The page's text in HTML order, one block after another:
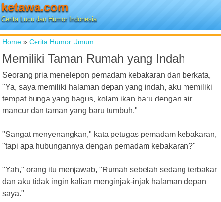
ketawa.com
Cerita Lucu dan Humor Indonesia
Home » Cerita Humor Umum
Memiliki Taman Rumah yang Indah
Seorang pria menelepon pemadam kebakaran dan berkata,
"Ya, saya memiliki halaman depan yang indah, aku memiliki
tempat bunga yang bagus, kolam ikan baru dengan air
mancur dan taman yang baru tumbuh."
"Sangat menyenangkan," kata petugas pemadam kebakaran,
"tapi apa hubungannya dengan pemadam kebakaran?"
"Yah," orang itu menjawab, "Rumah sebelah sedang terbakar
dan aku tidak ingin kalian menginjak-injak halaman depan
saya."